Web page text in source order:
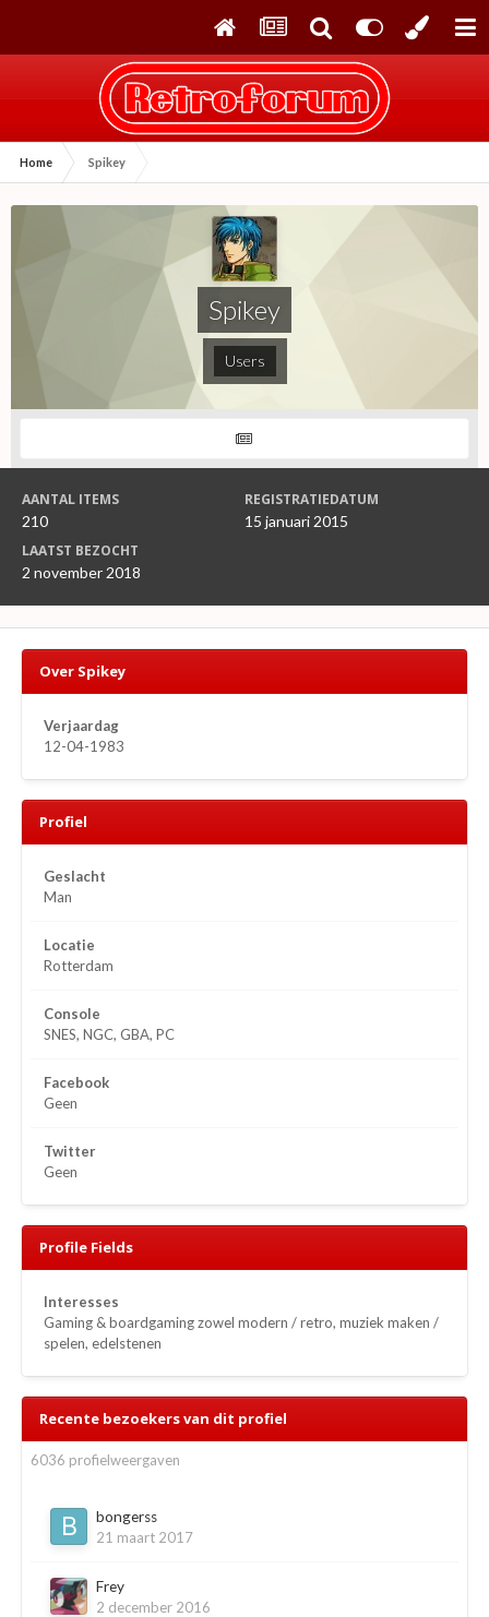
Home Spikey
Spikey
Users
AANTAL ITEMS
210
REGISTRATIEDATUM
15 januari 2015
LAATST BEZOCHT
2 november 2018
Over Spikey
Verjaardag
12-04-1983
Profiel
Geslacht
Man
Locatie
Rotterdam
Console
SNES, NGC, GBA, PC
Facebook
Geen
Twitter
Geen
Profile Fields
Interesses
Gaming & boardgaming zowel modern / retro, muziek maken /
spelen, edelstenen
Recente bezoekers van dit profiel
6036 profielweergaven
bongerss
21 maart 2017
Frey
2 december 2016